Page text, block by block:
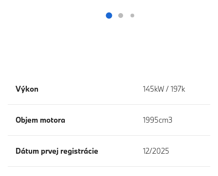
Výkon 145kW / 197k
Objem motora 1995cm3
Dátum prvej registrácie 12/2025